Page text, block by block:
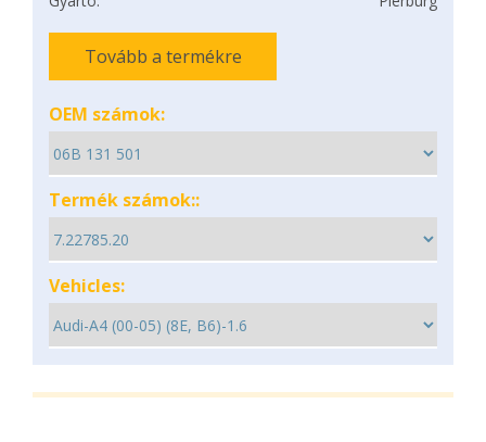
Tovább a termékre
OEM számok:
Termék számok::
Vehicles: